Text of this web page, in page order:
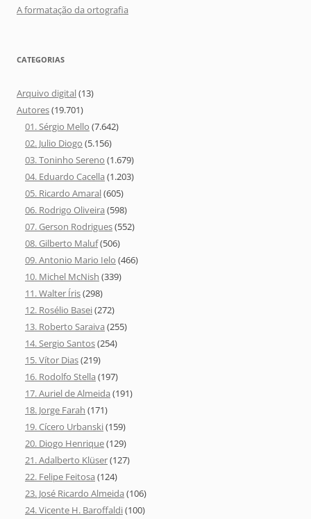
A formatação da ortografia
CATEGORIAS
Arquivo digital(13)
Autores(19.701)
01. Sérgio Mello (7.642)
02. Julio Diogo (5.156)
03. Toninho Sereno (1.679)
04. Eduardo Cacella (1.203)
05. Ricardo Amaral(605)
06. Rodrigo Oliveira (598)
07. Gerson Rodrigues(552)
08. Gilberto Maluf(506)
09. Antonio Mario Ielo (466)
10. Michel McNish (339)
11. Walter Íris(298)
12. Rosélio Basei(272)
13. Roberto Saraiva (255)
14. Sergio Santos(254)
15. Vítor Dias(219)
16. Rodolfo Stella (197)
17. Auriel de Almeida (191)
18. Jorge Farah (171)
19. Cícero Urbanski(159)
20. Diogo Henrique(129)
21. Adalberto Klüser(127)
22. Felipe Feitosa (124)
23. José Ricardo Almeida (106)
24. Vicente H. Baroffaldi(100)